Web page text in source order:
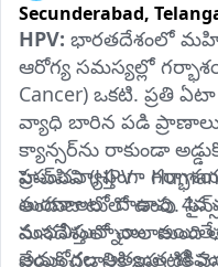
Secunderabad,
HPV: భారతదేశంలో
ఆరోగ్య సమస్యల్లో
Cancer) ఒకటి. ప్రతి
వ్యాధి బారిన పడి
క్యాన్సర్‌ను రాకుండా
హెచ్‌పివి (HPV -
అందుబాటులో ఉంది.
మనదేశంలో చాలామంది
వేయించడానికి ఇప్పటికీ
ప్రపంచవ్యాప్తంగా
మరణాలలో దాదాపు 4వ
సంభవిస్తున్నాయి.
అడ్డుకోగల అత్యంత